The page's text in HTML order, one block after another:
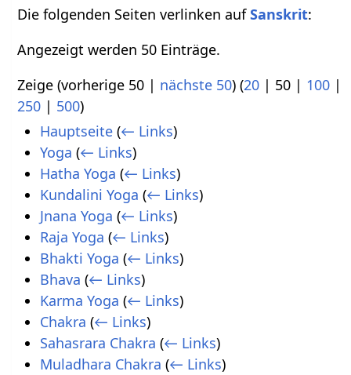
Die folgenden Seiten verlinken aufSanskrit:
Angezeigt werden 50 Einträge.
Zeige (vorherige 50 | nächste 50) (20 | 50 | 100 |
250 | 500)
Hauptseite (← Links)
Yoga (← Links)
Hatha Yoga (← Links)
Kundalini Yoga (← Links)
Jnana Yoga (← Links)
Raja Yoga (← Links)
Bhakti Yoga (← Links)
Bhava (← Links)
Karma Yoga (← Links)
Chakra (← Links)
Sahasrara Chakra (← Links)
Muladhara Chakra (← Links)